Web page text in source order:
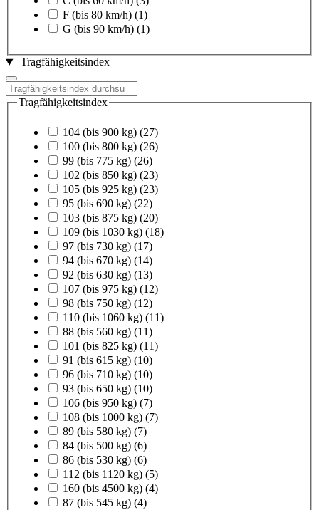
F (bis 80 km/h) (1)
G (bis 90 km/h) (1)
Tragfähigkeitsindex
Tragfähigkeitsindex
104 (bis 900 kg) (27)
100 (bis 800 kg) (26)
99 (bis 775 kg) (26)
102 (bis 850 kg) (23)
105 (bis 925 kg) (23)
95 (bis 690 kg) (22)
103 (bis 875 kg) (20)
109 (bis 1030 kg) (18)
97 (bis 730 kg) (17)
94 (bis 670 kg) (14)
92 (bis 630 kg) (13)
107 (bis 975 kg) (12)
98 (bis 750 kg) (12)
110 (bis 1060 kg) (11)
88 (bis 560 kg) (11)
101 (bis 825 kg) (11)
91 (bis 615 kg) (10)
96 (bis 710 kg) (10)
93 (bis 650 kg) (10)
106 (bis 950 kg) (7)
108 (bis 1000 kg) (7)
89 (bis 580 kg) (7)
84 (bis 500 kg) (6)
86 (bis 530 kg) (6)
112 (bis 1120 kg) (5)
160 (bis 4500 kg) (4)
87 (bis 545 kg) (4)